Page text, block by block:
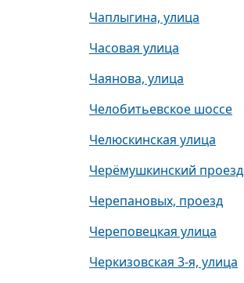
Чаплыгина, улица
Часовая улица
Чаянова, улица
Челобитьевское шоссе
Челюскинская улица
Черёмушкинский проезд
Черепановых, проезд
Череповецкая улица
Черкизовская 3-я, улица